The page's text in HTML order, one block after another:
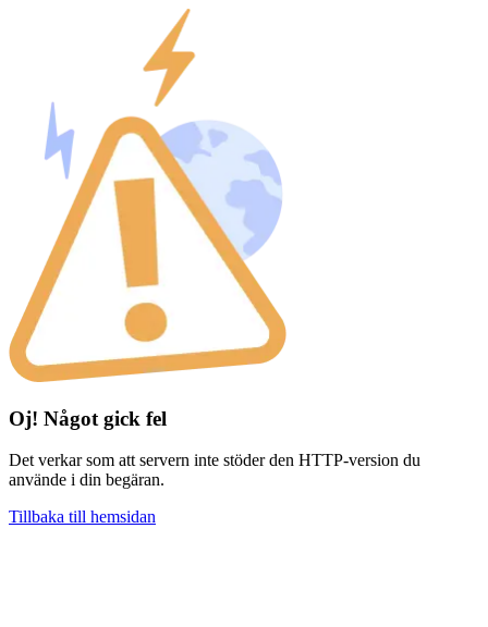
Oj! Något gick fel
Det verkar som att servern inte stöder den HTTP-version du
använde i din begäran.
Tillbaka till hemsidan